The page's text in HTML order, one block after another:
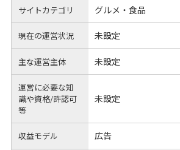
サイトカテゴリ グルメ・食品
現在の運営状況 未設定
主な運営主体 未設定
運営に必要な知
識や資格/許認可
等
未設定
収益モデル 広告